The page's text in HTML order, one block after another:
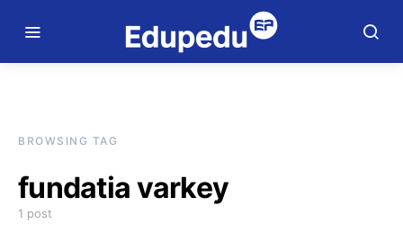
BROWSING TAG
fundatia varkey
1 post